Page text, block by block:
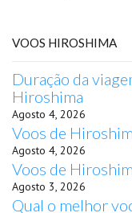
VOOS HIROSHIMA
Duração da
Hiroshima
Agosto 4, 2026
Voos de
Agosto 4, 2026
Voos de
Agosto 3, 2026
Qual o melhor